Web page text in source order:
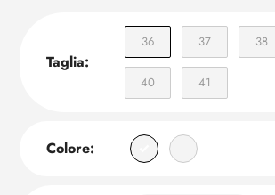
Taglia:
36 37 38
40 41
Colore: